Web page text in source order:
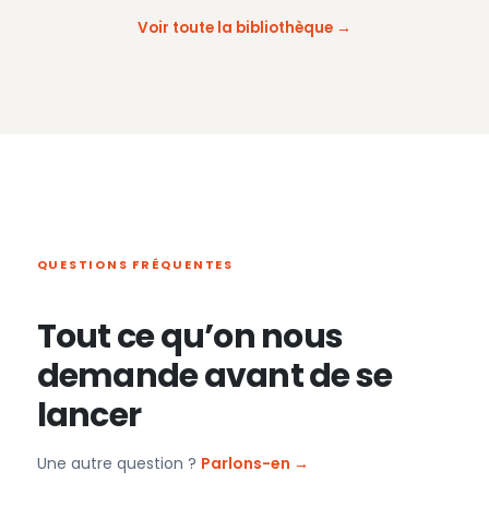
Voir toute la bibliothèque
QUESTIONS FRÉQUENTES
Tout ce qu’on nous
demande avant de se
lancer
Une autre question ? Parlons-en →